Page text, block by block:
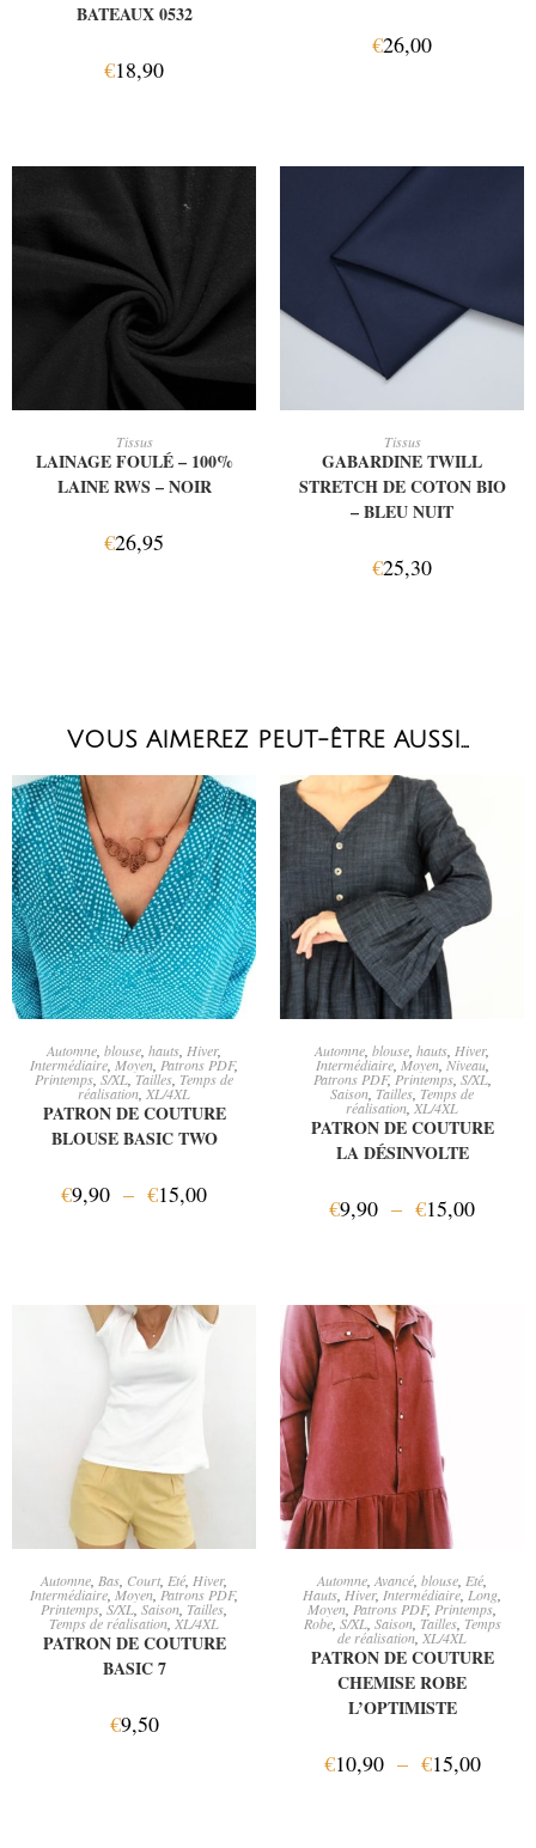
BATEAUX 0532
€18,90
€26,00
Tissus
LAINAGE FOULÉ – 100%
LAINE RWS – NOIR
€26,95
Tissus
GABARDINE TWILL
STRETCH DE COTON BIO
– BLEU NUIT
€25,30
VOUS AIMEREZ PEUT-ÊTRE AUSSI…
CHOIX DES OPTIONS
Automne blouse hauts Hiver,
Intermédiaire Moyen Patrons PDF,
Printemps S/XL ,Tailles Temps de
réalisation XL/4XL
PATRON DE COUTURE
BLOUSE BASIC TWO
€9,90 – €15,00
CHOIX DES OPTIONS
Automne blouse hauts Hiver,
Intermédiaire, Moyen, Niveau,
Patrons PDF,Printemps, S/XL,
Saison Tailles Temps de
réalisation ,XL/4XL
PATRON DE COUTURE
LA DÉSINVOLTE
€9,90 – €15,00
AJOUTER AU PANIER
Automne Bas Court Eté Hiver,
Intermédiaire Moyen Patrons PDF,
Printemps S/XL, Saison Tailles
Temps de réalisation XL/4XL
PATRON DE COUTURE
BASIC 7
€9,50
CHOIX DES OPTIONS
Automne Avancé blouse Eté
Hauts Hiver, Intermédiaire Long
Moyen Patrons PDF, Printemps,
Robe, S/XL, Saison, Tailles, Temps
de réalisation XL/4XL
PATRON DE COUTURE
CHEMISE ROBE
L’OPTIMISTE
€10,90 – €15,00